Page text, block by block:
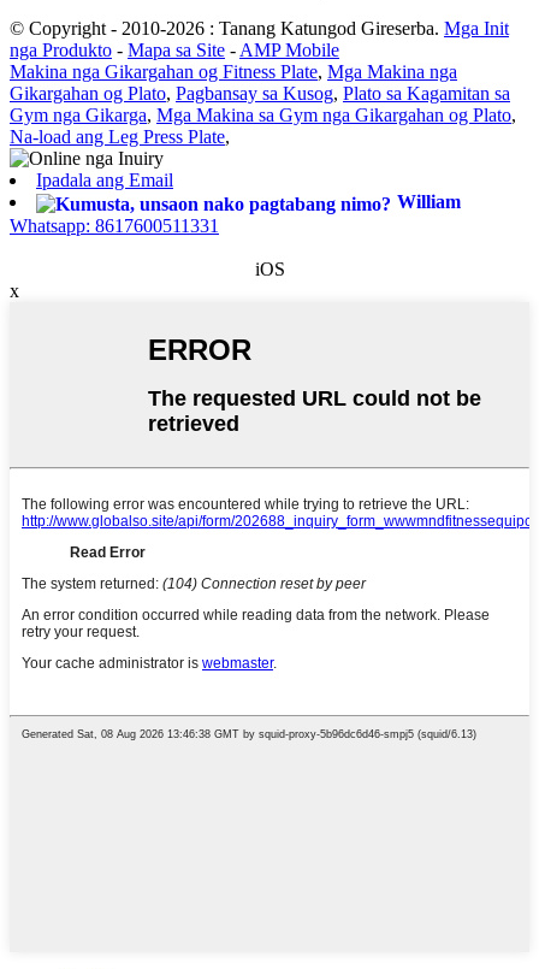
© Copyright - 2010-2026 : Tanang Katungod Gireserba. Mga Init
nga Produkto - Mapa sa Site - AMP Mobile
Makina nga Gikargahan og Fitness Plate, Mga Makina nga
Gikargahan og Plato, Pagbansay sa Kusog, Plato sa Kagamitan sa
Gym nga Gikarga, Mga Makina sa Gym nga Gikargahan og Plato,
Na-load ang Leg Press Plate,
Ipadala ang Email
William
Whatsapp: 8617600511331
iOS
x